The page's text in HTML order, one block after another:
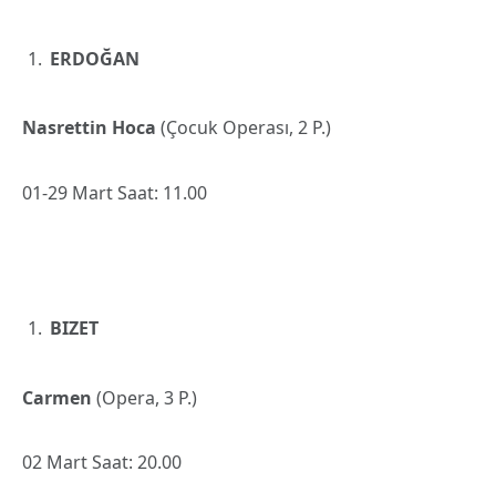
ERDOĞAN
Nasrettin Hoca (Çocuk Operası, 2 P.)
01-29 Mart Saat: 11.00
BIZET
Carmen (Opera, 3 P.)
02 Mart Saat: 20.00